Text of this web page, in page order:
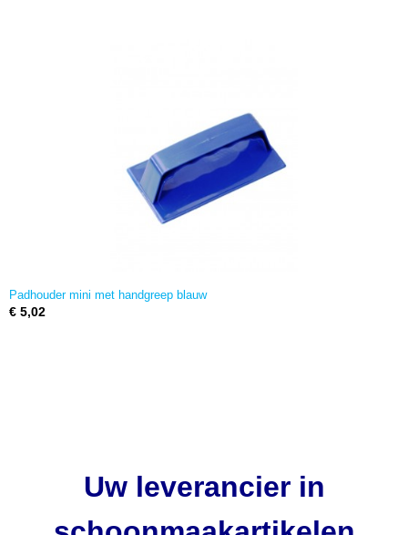
Padhouder mini met handgreep blauw
€ 5,02
Uw leverancier in